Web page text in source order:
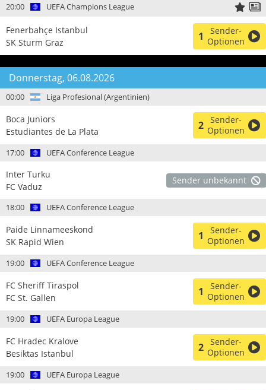
20:00 UEFA Champions League
Fenerbahçe Istanbul
SK Sturm Graz
1
Sender-
Optionen
Donnerstag, 06.08.2026
00:00 Liga Profesional (Argentinien)
Boca Juniors
Estudiantes de La Plata
2 Sender-
Optionen
17:00 UEFA Conference League
Inter Turku
FC Vaduz
Sender unbekannt
18:00 UEFA Conference League
Paide Linnameeskond
SK Rapid Wien
1
Sender-
Optionen
19:00 UEFA Conference League
FC Sheriff Tiraspol
FC St. Gallen
1
Sender-
Optionen
19:00 UEFA Europa League
FC Hradec Kralove
Besiktas Istanbul
2 Sender-
Optionen
19:00 UEFA Europa League